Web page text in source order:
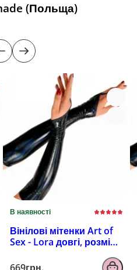
(Польща)
В наявності
Вінілові мітенки Art of
Sex - Lora довгі, розмір
ефектом голограми